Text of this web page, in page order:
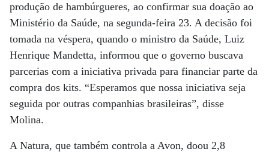
produção de hambúrgueres, ao confirmar sua doação ao
Ministério da Saúde, na segunda-feira 23. A decisão foi
tomada na véspera, quando o ministro da Saúde, Luiz
Henrique Mandetta, informou que o governo buscava
parcerias com a iniciativa privada para financiar parte da
compra dos kits. “Esperamos que nossa iniciativa seja
seguida por outras companhias brasileiras”, disse
Molina.
A Natura, que também controla a Avon, doou 2,8